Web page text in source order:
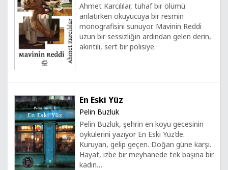
Ahmet Karcılılar, tuhaf bir ölümü
anlatırken okuyucuya bir resmin
monografisini sunuyor. Mavinin Reddi
uzun bir sessizliğin ardından gelen derin,
akıntılı, sert bir polisiye.
En Eski Yüz
Pelin Buzluk
Pelin Buzluk, şehrin en koyu gecesinin
öykülerini yazıyor En Eski Yüz’de.
Kuruyan, gelip geçen. Doğan güne karşı.
Hayat, izbe bir meyhanede tek başına bir
kadın…